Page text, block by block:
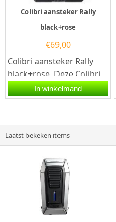
Colibri aansteker Rally
black+rose
€69,00
Colibri aansteker Rally
black+rose. Deze Colibri
aansteker heeft een
krachtige stormvlam en...
In winkelmand
Laatst bekeken items